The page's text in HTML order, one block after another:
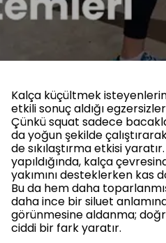
Kalça küçültmek
etkili sonuç aldığı
Çünkü squat sadece
da yoğun şekilde
de sıkılaştırma etkisi
yapıldığında, kalça
yakımını desteklerken kas
Bu da hem daha
daha ince bir siluet
görünmesine aldanma;
ciddi bir fark yaratır.